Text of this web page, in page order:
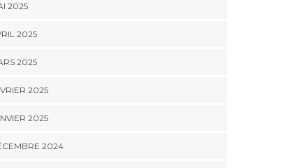
2025
2025
2025
2025
2025
2024